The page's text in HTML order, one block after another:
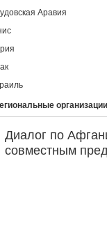
Аравия
Диалог по
совместным